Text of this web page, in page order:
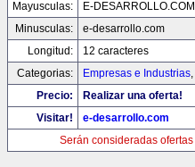
Mayusculas:
E-DESARROLLO.COM
Minusculas:
e-desarrollo.com
Longitud:
12 caracteres
Categorias:
Empresas e Industrias,
Precio:
Realizar una oferta!
Visitar!
e-desarrollo.com
Serán consideradas ofertas